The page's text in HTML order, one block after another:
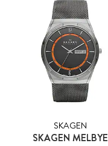
SKAGEN
SKAGEN MELBYE